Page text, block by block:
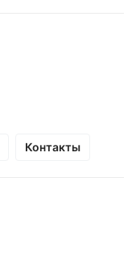
Контакты